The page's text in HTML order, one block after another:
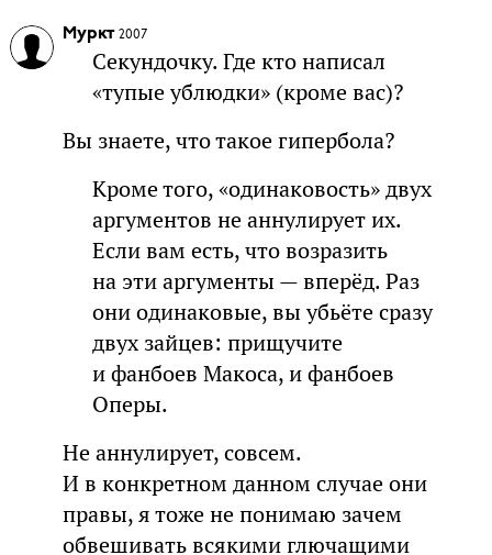
Муркт 2007
Секундочку. Где кто написал
«тупые ублюдки» (кроме вас)?
Вы знаете, что такое гипербола?
Кроме того, «одинаковость» двух
аргументов не аннулирует их.
Если вам есть, что возразить
на эти аргументы — вперёд. Раз
они одинаковые, вы убьёте сразу
двух зайцев: прищучите
и фанбоев Макоса, и фанбоев
Оперы.
Не аннулирует, совсем.
И в конкретном данном случае они
правы, я тоже не понимаю зачем
обвешивать всякими глючащими